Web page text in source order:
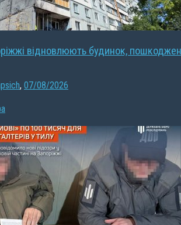
відновлюють будинок,
, 07/08/2026